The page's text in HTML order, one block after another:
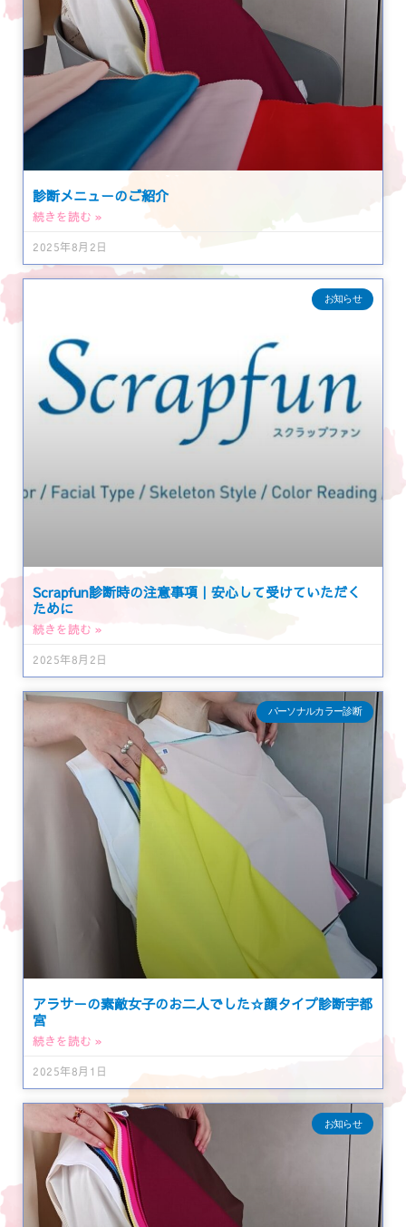
診断メニューのご紹介
続きを読む »
2025年8月2日
お知らせ
Scrapfun診断時の注意事項｜安心して受けていただく
ために
続きを読む »
2025年8月2日
パーソナルカラー診断
アラサーの素敵女子のお二人でした☆顔タイプ診断宇都
宮
続きを読む »
2025年8月1日
お知らせ